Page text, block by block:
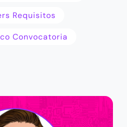
Requisitos
Convocatoria